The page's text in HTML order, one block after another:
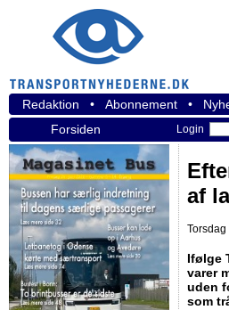
Redaktion • Abonnement •
Forsiden
Login
af
Ifølge
varer
uden
som